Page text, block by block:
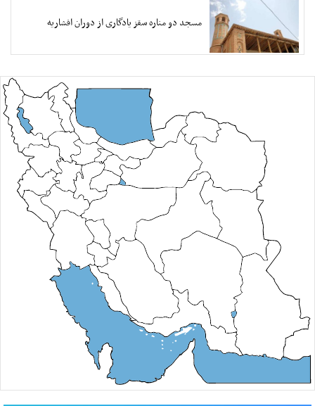
مسجد دو مناره سقز یادگاری از دوران افشاریه